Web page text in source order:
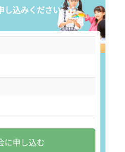
し込みください。
に申し込む